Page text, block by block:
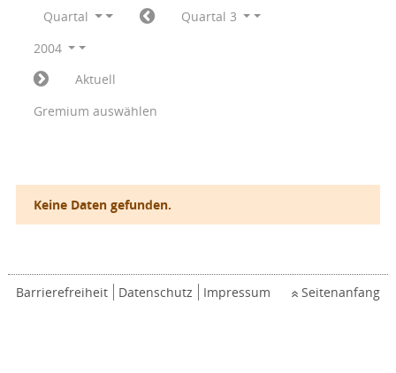
Quartal
Quartal 3
2004
Aktuell
Gremium auswählen
Keine Daten gefunden.
Barrierefreiheit Datenschutz Impressum Seitenanfang